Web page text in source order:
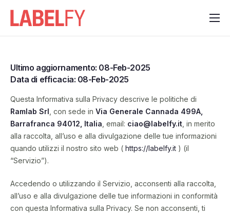
Funzionalità
Notizie
Ultimo aggiornamento: 08-Feb-2025
Data di efficacia: 08-Feb-2025
Questa Informativa sulla Privacy descrive le politiche di
Ramlab Srl , con sede in Via Generale Cannada 499A,
Barrafranca 94012, Italia , email: ciao@labelfy.it , in merito
alla raccolta, all’uso e alla divulgazione delle tue informazioni
quando utilizzi il nostro sito web ( https://labelfy.it ) (il
“Servizio”).
Accedendo o utilizzando il Servizio, acconsenti alla raccolta,
all’uso e alla divulgazione delle tue informazioni in conformità
con questa Informativa sulla Privacy. Se non acconsenti, ti